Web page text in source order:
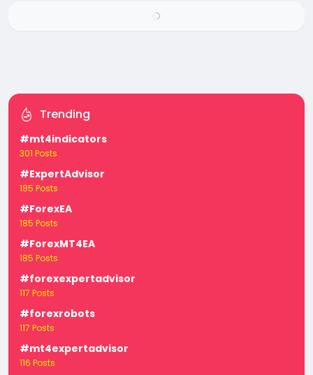
Trending
#mt4indicators
301 Posts
#ExpertAdvisor
185 Posts
#ForexEA
185 Posts
#ForexMT4EA
185 Posts
#forexexpertadvisor
117 Posts
#forexrobots
117 Posts
#mt4expertadvisor
116 Posts